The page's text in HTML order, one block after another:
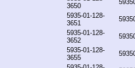
3650
5935-01-128-
3651
5935-01-128-
3652
5935-01-128-
3655